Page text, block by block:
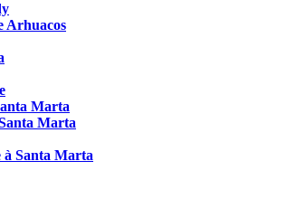
Arhuacos
Marta
Marta
à Santa Marta